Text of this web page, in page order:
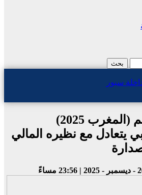
كأس إفريقيا للأمم (المغرب 2025)
يتعادل مع نظيره المالي
| 23:56 مساءً